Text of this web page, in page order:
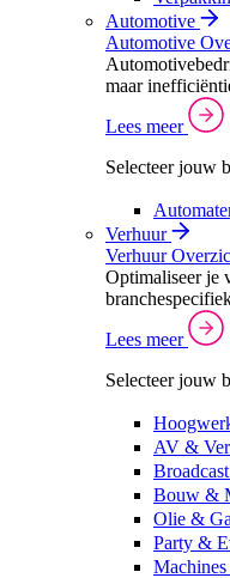
Automotive
Automotive
maar
Lees meer
Selecteer jouw
Verhuur
Verhuur
Optimaliseer je
Lees meer
Selecteer jouw
AV &
Bouw &
Olie &
Party &